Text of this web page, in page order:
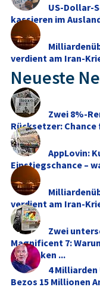
US-Dollar-
kassieren im
verdient am Iran-
Neueste
Zwei 8%-
Rücksetzer:
AppLovin:
Einstiegschance –
verdient am Iran-
Zwei
Magnificent 7:
umdenken ...
4
Bezos 15 Millionen